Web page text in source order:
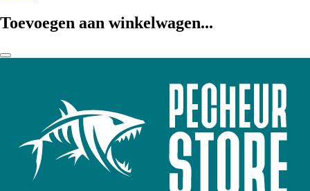
Toevoegen aan winkelwagen...